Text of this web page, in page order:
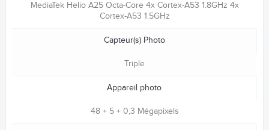
MediaTek Helio A25 Octa-Core 4x Cortex-A53 1.8GHz 4x
Cortex-A53 1.5GHz
Capteur(s) Photo
Triple
Appareil photo
48 + 5 + 0,3 Mégapixels